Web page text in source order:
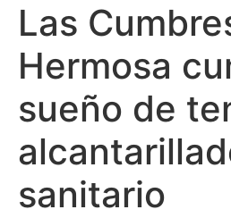
Las
Hermosa
sueño de
sanitario